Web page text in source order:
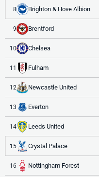
8 Brighton & Hove Albion
9 Brentford
10 Chelsea
11 Fulham
12 Newcastle United
13 Everton
14 Leeds United
15 Crystal Palace
16 Nottingham Forest